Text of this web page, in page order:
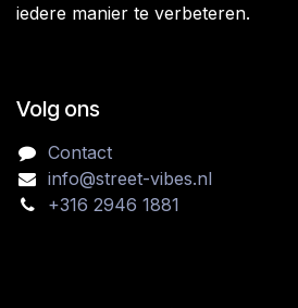
iedere manier te verbeteren.
Volg ons
Contact
info@street-vibes.nl
+316 2946 1881